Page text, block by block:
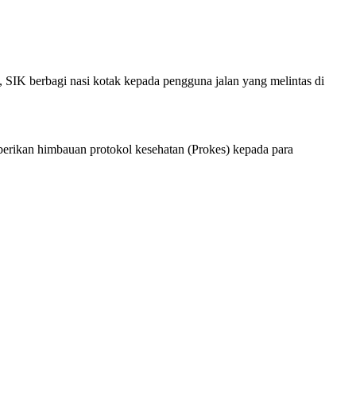
berbagi nasi kotak kepada pengguna jalan yang melintas di
himbauan protokol kesehatan (Prokes) kepada para